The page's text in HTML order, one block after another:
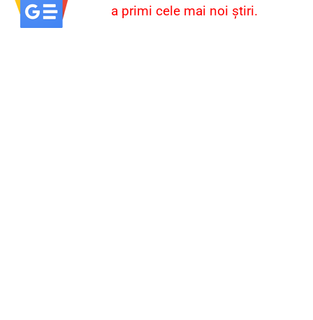
a primi cele mai noi știri.